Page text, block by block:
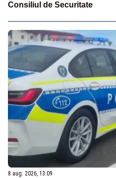
Consiliul de Securitate
8 aug. 2026, 13:09